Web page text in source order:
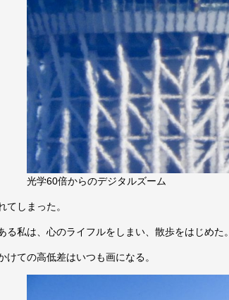
光学60倍からのデジタルズーム
てしまった。
る私は、心のライフルをしまい、散歩をはじめた。
けての高低差はいつも画になる。